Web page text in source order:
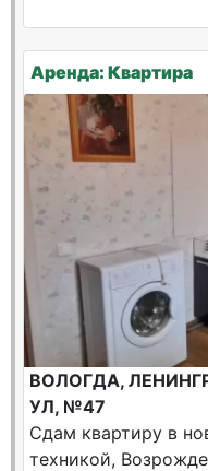
Аренда: Квартира
ВОЛОГДА,
УЛ, №47
Сдам квартиру в
техникой,